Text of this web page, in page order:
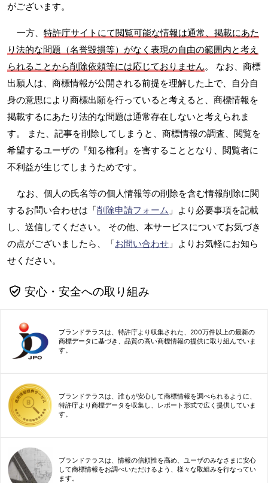
がございます。
一方、 特許庁サイトにて閲覧可能な情報は通常、掲載にあた
り法的な問題（名誉毀損等）がなく表現の自由の範囲内と考え
られることから削除依頼等には応じておりません。 なお、商標
出願人は、商標情報が公開される前提を理解した上で、自分自
身の意思により商標出願を行っていると考えると、商標情報を
掲載するにあたり法的な問題は通常存在しないと考えられま
す。 また、記事を削除してしまうと、商標情報の調査、閲覧を
希望するユーザの『知る権利』を害することとなり、閲覧者に
不利益が生じてしまうためです。
なお、個人の氏名等の個人情報等の削除を含む情報削除に関
するお問い合わせは「削除申請フォーム 」より必要事項を記載
し、送信してください。 その他、本サービスについてお気づき
の点がございましたら、「お問い合わせ 」よりお気軽にお知ら
せください。
安心・安全への取り組み
ブランドテラスは、特許庁より収集された、200万件以上の最新の
商標データに基づき、品質の高い商標情報の提供に取り組んでいま
す。
ブランドテラスは、誰もが安心して商標情報を調べられるように、
特許庁より商標データを収集し、レポート形式で広く提供していま
す。
ブランドテラスは、情報の信頼性を高め、ユーザのみなさまに安心
して商標情報をお調べいただけるよう、様々な取組みを行なってい
ます。